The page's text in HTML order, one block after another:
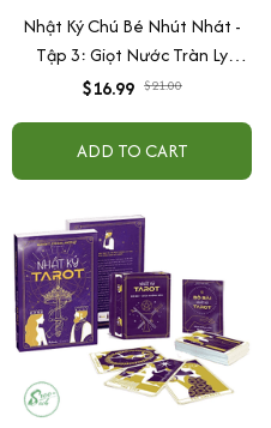
Nhật Ký Chú Bé Nhút Nhát -
Tập 3: Giọt Nước Tràn Ly
(Song ngữ Anh Việt)
$16.99 $21.00
ADD TO CART